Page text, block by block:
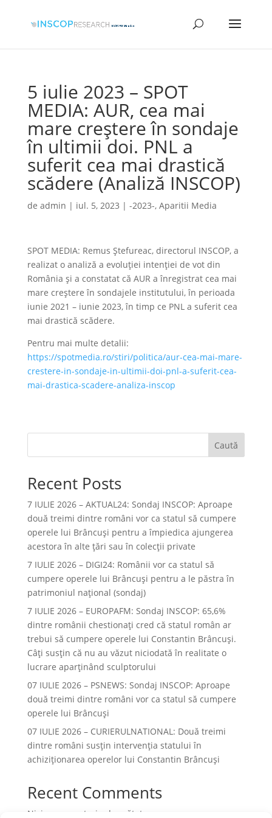
5 iulie 2023 – SPOT
MEDIA: AUR, cea mai
mare creștere în sondaje
în ultimii doi. PNL a
suferit cea mai drastică
scădere (Analiză INSCOP)
de admin | iul. 5, 2023 | -2023-, Aparitii Media
SPOT MEDIA: Remus Ștefureac, directorul INSCOP, a
realizat o analiză a evoluţiei intenţiei de vot din
România şi a constatat că AUR a înregistrat cea mai
mare creștere în sondajele institutului, în perioada
iunie 2021 – iunie 2023, în timp ce PNL a suferit cea
mai drastică scădere.
Pentru mai multe detalii:
https://spotmedia.ro/stiri/politica/aur-cea-mai-mare-
crestere-in-sondaje-in-ultimii-doi-pnl-a-suferit-cea-
mai-drastica-scadere-analiza-inscop
Caută
Recent Posts
7 IULIE 2026 – AKTUAL24: Sondaj INSCOP: Aproape
două treimi dintre români vor ca statul să cumpere
operele lui Brâncuşi pentru a împiedica ajungerea
acestora în alte ţări sau în colecţii private
7 IULIE 2026 – DIGI24: Românii vor ca statul să
cumpere operele lui Brâncuși pentru a le păstra în
patrimoniul național (sondaj)
7 IULIE 2026 – EUROPAFM: Sondaj INSCOP: 65,6%
dintre românii chestionați cred că statul român ar
trebui să cumpere operele lui Constantin Brâncuși.
Câți susțin că nu au văzut niciodată în realitate o
lucrare aparținând sculptorului
07 IULIE 2026 – PSNEWS: Sondaj INSCOP: Aproape
două treimi dintre români vor ca statul să cumpere
operele lui Brâncuși
07 IULIE 2026 – CURIERULNATIONAL: Două treimi
dintre români susțin intervenția statului în
achiziționarea operelor lui Constantin Brâncuși
Recent Comments
Niciun comentariu de arătat.